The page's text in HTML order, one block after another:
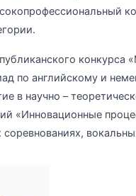
конкурса
по английскому и
в научно –
«Инновационные